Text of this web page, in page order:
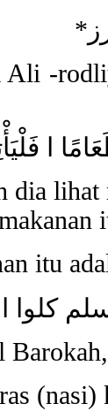
Ali -
dia
itu
(nasi)